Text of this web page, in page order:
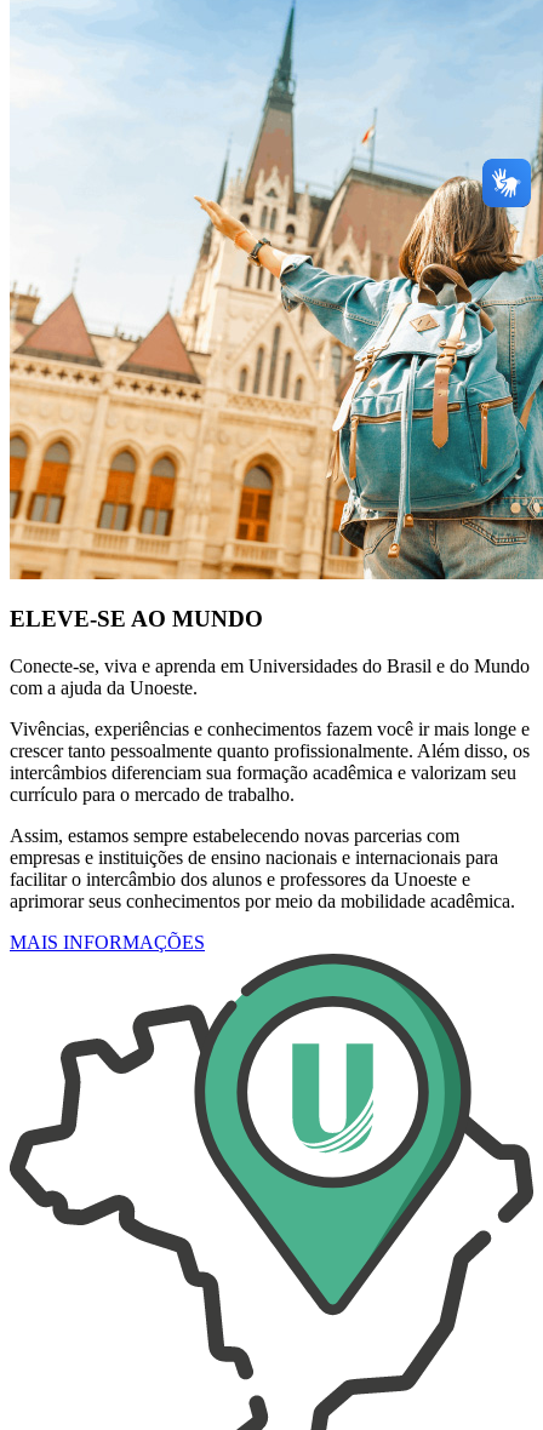
ELEVE-SE AO MUNDO
Conecte-se, viva e aprenda em Universidades do Brasil e do Mundo
com a ajuda da Unoeste.
Vivências, experiências e conhecimentos fazem você ir mais longe e
crescer tanto pessoalmente quanto profissionalmente. Além disso, os
intercâmbios diferenciam sua formação acadêmica e valorizam seu
currículo para o mercado de trabalho.
Assim, estamos sempre estabelecendo novas parcerias com
empresas e instituições de ensino nacionais e internacionais para
facilitar o intercâmbio dos alunos e professores da Unoeste e
aprimorar seus conhecimentos por meio da mobilidade acadêmica.
MAIS INFORMAÇÕES